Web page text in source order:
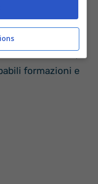
Manchester City:
formazioni e